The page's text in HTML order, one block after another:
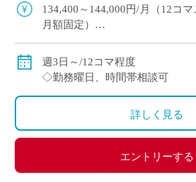
134,400～144,000円/月（12コ
月額固定）
◇交通費別途支給
週3日～/12コマ程度
◇勤務曜日、時間帯相談可
詳しく見る
エントリーする